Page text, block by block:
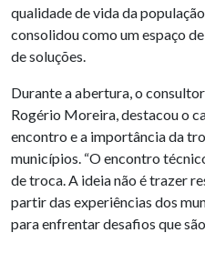
qualidade de vida da
consolidou como um espaço
de soluções.
Durante a abertura, o
Rogério Moreira, destacou o
encontro e a importância da
municípios. “O encontro
de troca. A ideia não é trazer
partir das experiências dos
para enfrentar desafios que